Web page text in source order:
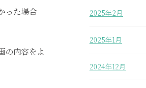
った場合
の内容をよ
2025年2月
2025年1月
2024年12月